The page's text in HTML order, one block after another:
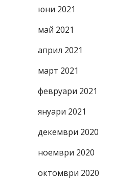
юни 2021
май 2021
април 2021
март 2021
февруари 2021
януари 2021
декември 2020
ноември 2020
октомври 2020